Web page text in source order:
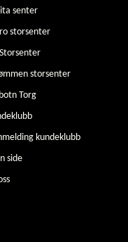
senter
storsenter
storsenter
Torg
kundeklubb
side